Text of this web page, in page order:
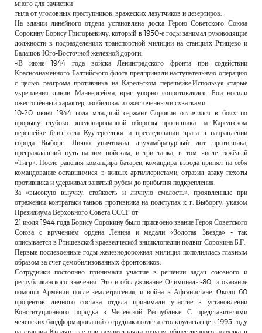
много для зачистки
тыла от уголовных преступников, вражеских лазутчиков и дезертиров.
На здании линейного отдела установлена доска Герою Советского Союза
Сорокину Борису Григорьевичу, который в 1950-е годы занимал руководящие
должности в подразделениях транспортной милиции на станциях Ртищево и
Балашов Юго-Восточной железной дороги.
«В июне 1944 года войска Ленинградского фронта при содействии
Краснознамённого Балтийского флота предприняли наступательную операцию
с целью разгрома противника на Карельском перешейке.Используя старые
укрепления линии Маннергейма, враг упорно сопротивлялся. Бои носили
ожесточённый характер, изобиловали ожесточёнными схватками.
10-20 июня 1944 года младший сержант Сорокин отличился в боях по
прорыву глубоко эшелонированной обороны противника на Карельском
перешейке близ села Куутерселькя и преследовании врага в направлении
города Выборг. Лично уничтожил двухамбразурный дот противника,
преграждавший путь нашим войскам, и три танка, в том числе тяжёлый
«Тигр». После ранения командира батареи, командира взвода принял на себя
командование оставшимися в живых артиллеристами, отразил атаку пехоты
противника и удерживал занятый рубеж до прибытия подкрепления.
За «высокую выучку, стойкость и личную смелость», проявленные при
отражении контратаки танков противника на подступах к г. Выборгу, указом
Президиума Верховного Совета СССР от
21 июля 1944 года Борису Сорокину было присвоено звание Героя Советского
Союза с вручением ордена Ленина и медали «Золотая Звезда» - так
описывается в Ртищевской краеведческой энциклопедии подвиг Сорокина Б.Г.
Первые послевоенные годы железнодорожная милиция пополнялась главным
образом за счет демобилизованных фронтовиков.
Сотрудники постоянно принимали участие в решении задач союзного и
республиканского значения. Это и обслуживание Олимпиады-80, и оказание
помощи Армении после землетрясения, и война в Афганистане. Около 60
процентов личного состава отдела принимали участие в установлении
Конституционного порядка в Чеченской Республике. С представителями
чеченских бандформирований сотрудники отдела столкнулись ещё в 1995 году